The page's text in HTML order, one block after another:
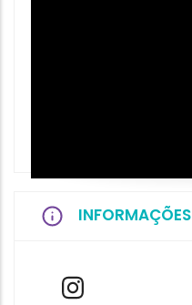
INFORMAÇÕES